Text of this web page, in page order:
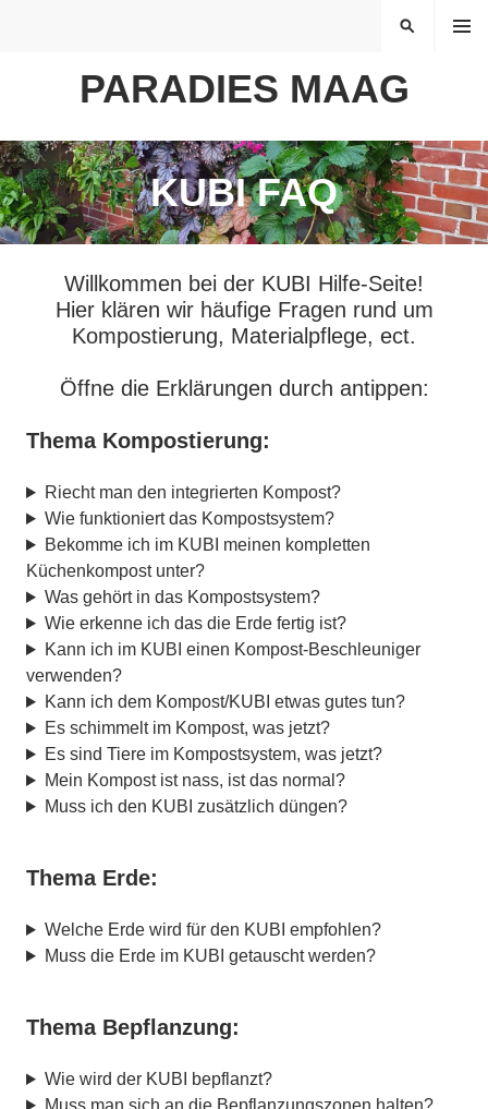
PARADIES MAAG
MENÜ
SUCHEN
KUBI FAQ
Willkommen bei der KUBI Hilfe-Seite!
Hier klären wir häufige Fragen rund um
Kompostierung, Materialpflege, ect.
Öffne die Erklärungen durch antippen:
Thema Kompostierung:
Riecht man den integrierten Kompost?
Wie funktioniert das Kompostsystem?
Bekomme ich im KUBI meinen kompletten
Küchenkompost unter?
Was gehört in das Kompostsystem?
Wie erkenne ich das die Erde fertig ist?
Kann ich im KUBI einen Kompost-Beschleuniger
verwenden?
Kann ich dem Kompost/KUBI etwas gutes tun?
Es schimmelt im Kompost, was jetzt?
Es sind Tiere im Kompostsystem, was jetzt?
Mein Kompost ist nass, ist das normal?
Muss ich den KUBI zusätzlich düngen?
Thema Erde:
Welche Erde wird für den KUBI empfohlen?
Muss die Erde im KUBI getauscht werden?
Thema Bepflanzung:
Wie wird der KUBI bepflanzt?
Muss man sich an die Bepflanzungszonen halten?